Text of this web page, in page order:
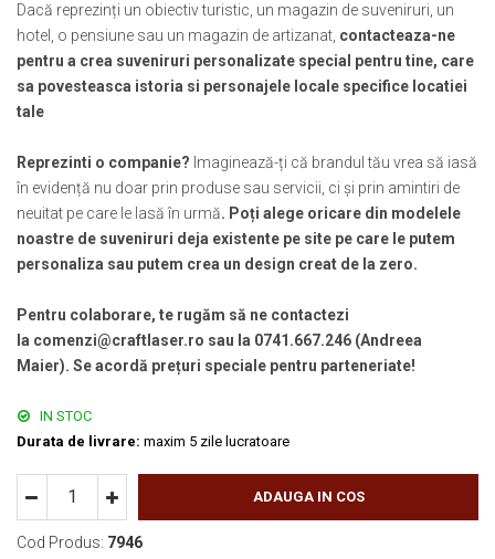
Muzeul National de Istorie a Romaniei
Muzeul Unirii Iasi
Orase si zone istorice
Brasov
Cluj Napoca
Colonada Imperiala, Buzias
Iasi
Maramures
Oradea
Timisoara
Palate si Curti Domnesti
Palatul Alexandru Ioan Cuza,
Ruginoasa
Palatul Culturii Iasi
Suport pahare suvenir
Suport pahare suvenir din lemn
Suport pahare suvenir din pluta
Tablou suvenir
Tablouri gravate
Tablouri metalice
Colectia "Belle Epoque"
Colectia "Visit Romania"
Colectia Vintage
Dacă reprezinți un obiectiv turistic, un magazin de suveniruri, un
hotel, o pensiune sau un magazin de artizanat, contacteaza-ne
pentru a crea suveniruri personalizate special pentru tine, care
sa povesteasca istoria si personajele locale specifice locatiei
tale
Reprezinti o companie? Imaginează-ți că brandul tău vrea să iasă
în evidență nu doar prin produse sau servicii, ci și prin amintiri de
neuitat pe care le lasă în urmă. Poți alege oricare din modelele
noastre de suveniruri deja existente pe site pe care le putem
personaliza sau putem crea un design creat de la zero.
Pentru colaborare, te rugăm să ne contactezi
la comenzi@craftlaser.ro sau la 0741.667.246 (Andreea
Maier). Se acordă prețuri speciale pentru parteneriate!
IN STOC
Durata de livrare: maxim 5 zile lucratoare
ADAUGA IN COS
Cod Produs: 7946